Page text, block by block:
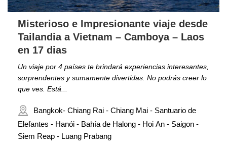
Misterioso e Impresionante viaje desde
Tailandia a Vietnam – Camboya – Laos
en 17 dias
Un viaje por 4 países te brindará experiencias interesantes,
sorprendentes y sumamente divertidas. No podrás creer lo
que ves. Está...
Bangkok- Chiang Rai - Chiang Mai - Santuario de
Elefantes - Hanói - Bahía de Halong - Hoi An - Saigon -
Siem Reap - Luang Prabang